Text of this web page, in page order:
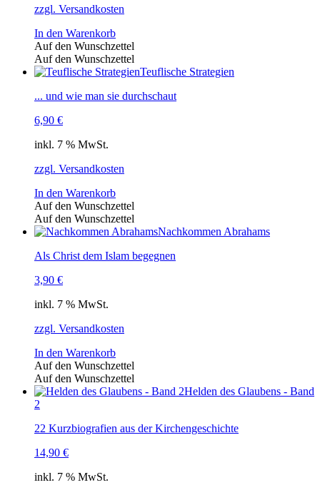
zzgl. Versandkosten
In den Warenkorb
Auf den Wunschzettel
Auf den Wunschzettel
Teuflische Strategien
... und wie man sie durchschaut
6,90 €
inkl. 7 % MwSt.
zzgl. Versandkosten
In den Warenkorb
Auf den Wunschzettel
Auf den Wunschzettel
Nachkommen Abrahams
Als Christ dem Islam begegnen
3,90 €
inkl. 7 % MwSt.
zzgl. Versandkosten
In den Warenkorb
Auf den Wunschzettel
Auf den Wunschzettel
Helden des Glaubens - Band
2
22 Kurzbiografien aus der Kirchengeschichte
14,90 €
inkl. 7 % MwSt.